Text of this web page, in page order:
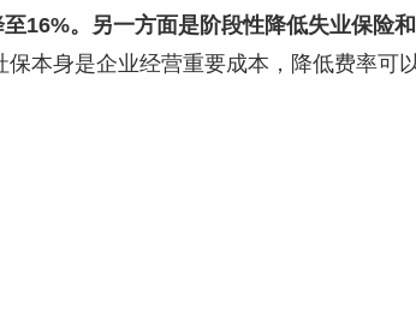
16%。另一方面是阶段性降低失业保险和
本身是企业经营重要成本，降低费率可